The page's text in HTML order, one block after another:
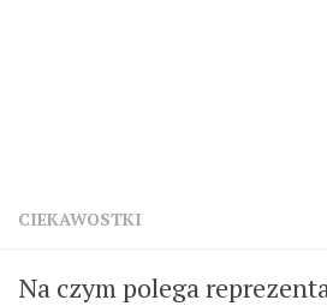
CIEKAWOSTKI
Na czym polega